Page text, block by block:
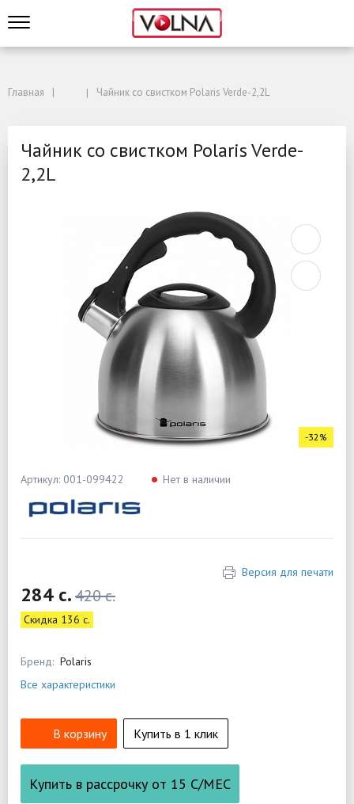
Главная Чайник со свистком Polaris Verde-2,2L
Чайник со свистком Polaris Verde-
2,2L
-32%
Артикул: 001-099422 Нет в наличии
Версия для печати
284 c.420 c.
Скидка 136 c.
Бренд: Polaris
Все характеристики
В корзину Купить в 1 клик
Купить в рассрочку от 15 С/МЕС